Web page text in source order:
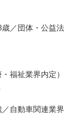
歳／団体・公益法
福祉業界内定）
自動車関連業界